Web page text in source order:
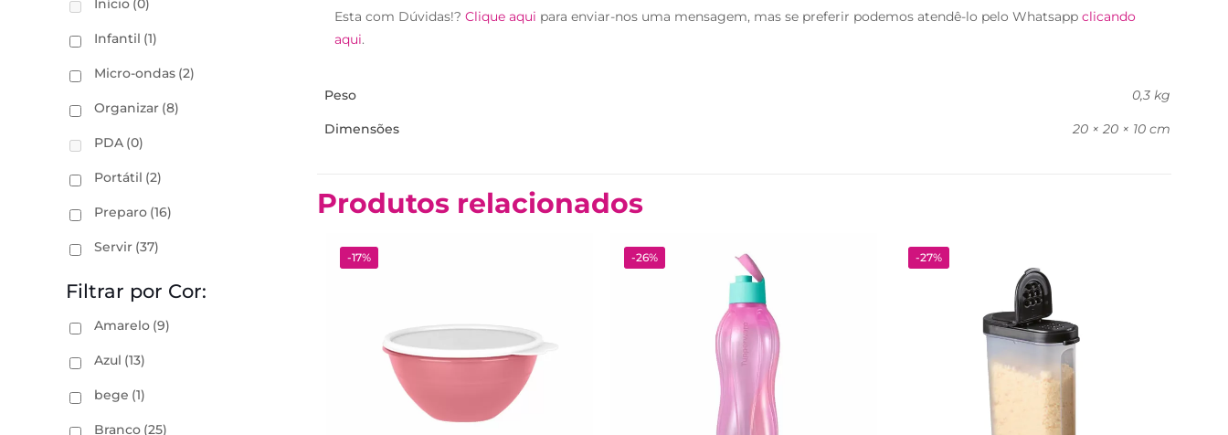
Esta com Dúvidas!?Clique aqui para enviar-nos uma mensagem, mas se preferir podemos atendê-lo pelo Whatsappclicando
aqui.
Peso 0,3 kg
Dimensões 20 × 20 × 10 cm
Produtos relacionados
-17% -26% -27%
Início (0)
Infantil (1)
Micro-ondas (2)
Organizar (8)
PDA (0)
Portátil (2)
Preparo (16)
Servir (37)
Filtrar por Cor:
Amarelo (9)
Azul (13)
bege (1)
Branco (25)